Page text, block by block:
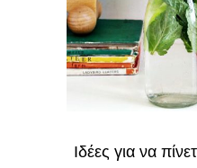
Ιδέες για να